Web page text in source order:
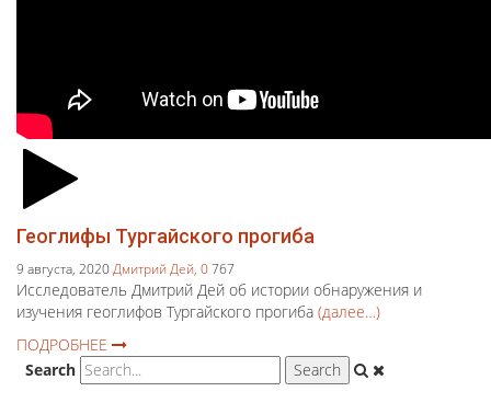
Геоглифы Тургайского прогиба
9 августа, 2020Дмитрий Дей, 0767
Исследователь Дмитрий Дей об истории обнаружения и
изучения геоглифов Тургайского прогиба (далее…)
ПОДРОБНЕЕ
Search